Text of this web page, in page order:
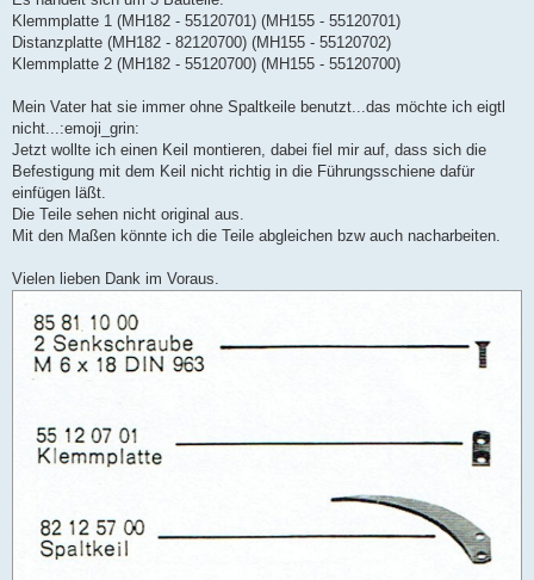
Klemmplatte 1 (MH182 - 55120701) (MH155 - 55120701)
Distanzplatte (MH182 - 82120700) (MH155 - 55120702)
Klemmplatte 2 (MH182 - 55120700) (MH155 - 55120700)
Mein Vater hat sie immer ohne Spaltkeile benutzt...das möchte ich eigtl
nicht...:emoji_grin:
Jetzt wollte ich einen Keil montieren, dabei fiel mir auf, dass sich die
Befestigung mit dem Keil nicht richtig in die Führungsschiene dafür
einfügen läßt.
Die Teile sehen nicht original aus.
Mit den Maßen könnte ich die Teile abgleichen bzw auch nacharbeiten.
Vielen lieben Dank im Voraus.